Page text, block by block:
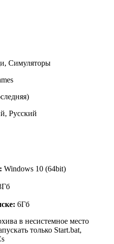
Симуляторы
Русский
Windows 10 (64bit)
6Гб
в несистемное место
только Start.bat,